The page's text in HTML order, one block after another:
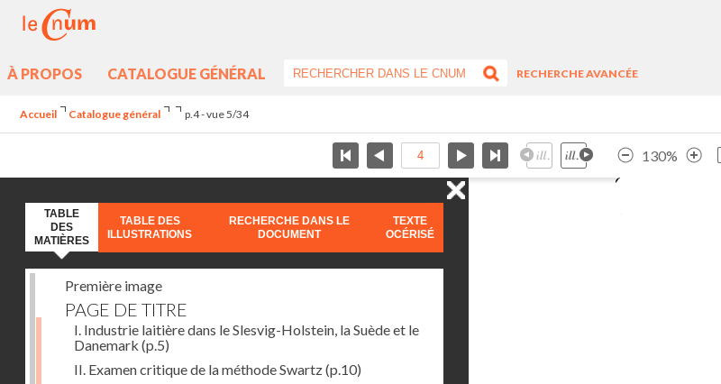
À PROPOS CATALOGUE GÉNÉRAL
RECHERCHE AVANCÉE
Accueil Catalogue général p.4 - vue 5/34
130%
TABLE
DES
MATIÈRES
TABLE DES
ILLUSTRATIONS
RECHERCHE DANS LE
DOCUMENT
TEXTE
OCÉRISÉ
Première image
PAGE DE TITRE
I. Industrie laitière dans le Slesvig-Holstein, la Suède et le
Danemark (p.5)
II. Examen critique de la méthode Swartz(p.10)